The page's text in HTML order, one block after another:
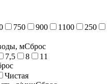
750 900 1100
250
мСброс
7,5 8
11
Чистая